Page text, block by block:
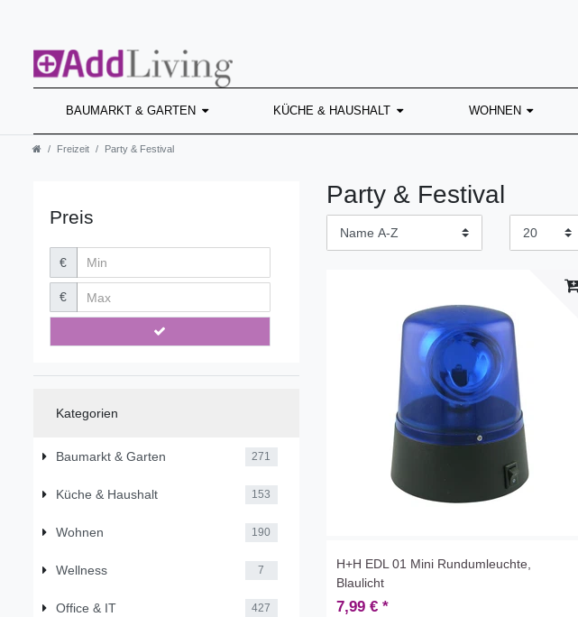
BAUMARKT & GARTEN KÜCHE & HAUSHALT WOHNEN
Freizeit Party & Festival
Preis
€
€
Kategorien
Baumarkt & Garten 271
Küche & Haushalt 153
Wohnen 190
Wellness 7
Office & IT 427
Party & Festival
H+H EDL 01 Mini Rundumleuchte,
Blaulicht
7,99 € *